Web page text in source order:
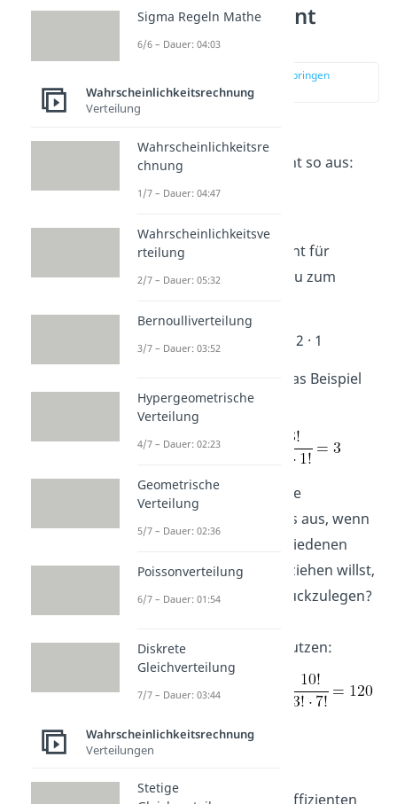
Binomialkoeffizient
berechnen
zur Stelle im Video springen
(01:28)
Die
Binomialkoeffizienten
sieht so aus:
Das Ausrufezeichen „
“ steht für
Fakultät. Bei 9! rechnest du zum
9! = 9 · 8 · 7 · 6 · ….· 2 · 1
Schau dir dafür nochmal das Beispiel
vom Anfang an:
Du hast also 3 verschiedene
Möglichkeiten! Wie sieht es aus, wenn
verschiedenen
Kugeln hast und3daraus ziehen willst,
ohne dabei eine Kugel zurückzulegen?
Du kannst wieder den
Binomialkoeffizienten benutzen:
Es gibt also in dem Fall
Möglichkeiten
Merk dir:
Den Binomialkoeffizienten
Sigma Regeln Mathe
6/6 – Dauer: 04:03
Wahrscheinlichkeitsrechnung
Verteilung
Wahrscheinlichkeitsre
chnung
1/7 – Dauer: 04:47
Wahrscheinlichkeitsve
rteilung
2/7 – Dauer: 05:32
Bernoulliverteilung
3/7 – Dauer: 03:52
Hypergeometrische
Verteilung
4/7 – Dauer: 02:23
Geometrische
Verteilung
5/7 – Dauer: 02:36
Poissonverteilung
6/7 – Dauer: 01:54
Diskrete
Gleichverteilung
7/7 – Dauer: 03:44
Wahrscheinlichkeitsrechnung
Verteilungen
Stetige